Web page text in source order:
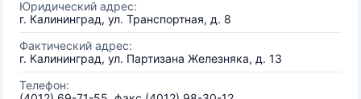
Юридический адрес:
г. Калининград, ул. Транспортная, д. 8
Фактический адрес:
г. Калининград, ул. Партизана Железняка, д. 13
Телефон: